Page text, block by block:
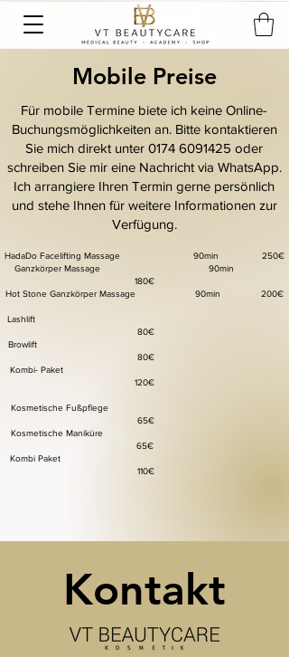
Mobile Preise
Für mobile Termine biete ich keine Online-
Buchungsmöglichkeiten an. Bitte kontaktieren
Sie mich direkt unter 0174 6091425 oder
schreiben Sie mir eine Nachricht via WhatsApp.
Ich arrangiere Ihren Termin gerne persönlich
und stehe Ihnen für weitere Informationen zur
Verfügung.
HadaDo Facelifting Massage 90min 250€
Ganzkörper Massage 90min
180€
Hot Stone Ganzkörper Massage 90min 200€
Lashlift
80€
Browlift
80€
Kombi- Paket
120€
Kosmetische Fußpflege
65€
Kosmetische Maniküre
65€
Kombi Paket
110€
Kontakt